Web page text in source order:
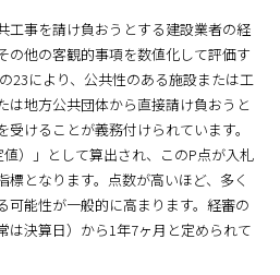
工事を請け負おうとする建設業者の経
の他の客観的事項を数値化して評価す
23により、公共性のある施設または工
は地方公共団体から直接請け負おうと
けることが義務付けられています。
）」 として算出され、このP点が入札
となります。点数が高いほど、多く
可能性が一般的に高まります。経審の
は決算日）から1年7ヶ月と定められて